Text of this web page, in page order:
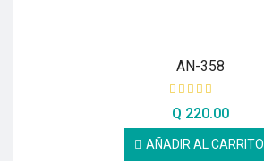
AN-358
Q 220.00
AÑADIR AL CARRITO